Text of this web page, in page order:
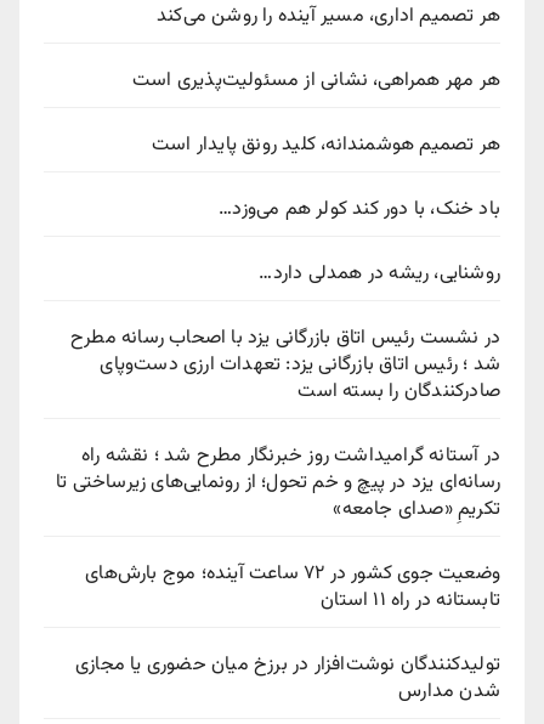
هر تصمیم اداری، مسیر آینده را روشن می‌کند
هر مهر همراهی، نشانی از مسئولیت‌پذیری است
هر تصمیم هوشمندانه، کلید رونق پایدار است
باد خنک، با دور کند کولر هم می‌وزد…
روشنایی، ریشه در همدلی دارد…
در نشست رئیس اتاق بازرگانی یزد با اصحاب رسانه مطرح
شد ؛ رئیس اتاق بازرگانی یزد: تعهدات ارزی دست‌وپای
صادرکنندگان را بسته است
در آستانه گرامیداشت روز خبرنگار مطرح شد ؛ نقشه راه
رسانه‌ای یزد در پیچ‌ و خم تحول؛ از رونمایی‌های زیرساختی تا
تکریمِ «صدای جامعه»
وضعیت جوی کشور در ۷۲ ساعت آینده؛ موج بارش‌های
تابستانه در راه ۱۱ استان
تولیدکنندگان نوشت‌افزار در برزخ میان حضوری یا مجازی
شدن مدارس